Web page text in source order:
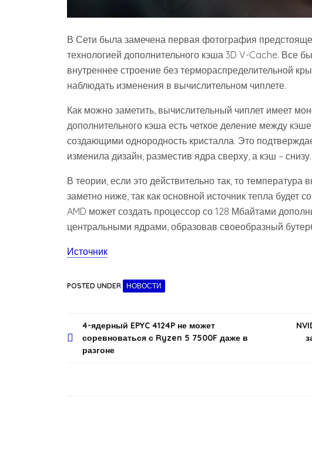
В Сети была замечена первая фотография
технологией дополнительного кэша 3D V-Cache. Все
внутреннее строение без термораспределительной
наблюдать изменения в вычислительном чиплете.
Как можно заметить, вычислительный чиплет имеет
дополнительного кэша есть четкое деление между
создающими однородность кристалла. Это
изменила дизайн, разместив ядра сверху, а кэш – снизу.
В теории, если это действительно так, то температура
заметно ниже, так как основной источник тепла будет
AMD может создать процессор со 128 Мбайтами
центральными ядрами, образовав своеобразный
Источник
POSTED UNDER НОВОСТИ
Навигация
по
4-ядерный EPYC 4124P не может
соревноваться с Ryzen 5 7500F даже в
разгоне